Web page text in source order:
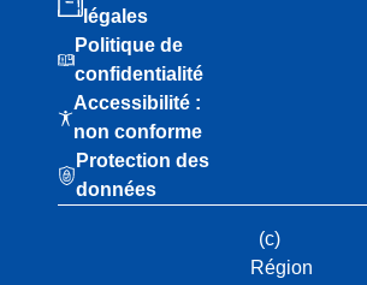
légales
Politique de
confidentialité
Accessibilité :
non conforme
Protection des
données
(c)
Région